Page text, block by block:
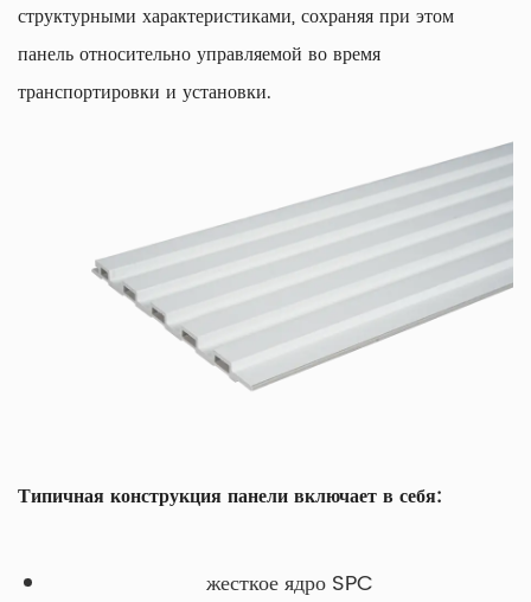
структурными характеристиками, сохраняя при этом
панель относительно управляемой во время
транспортировки и установки.
Типичная конструкция панели включает в себя:
жесткое ядро SPC